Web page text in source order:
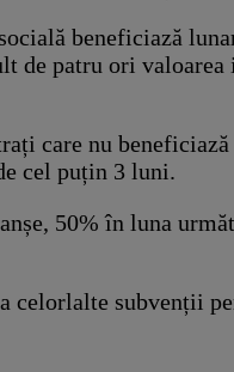
beneficiază
de patru ori
care nu
cel puțin 3 luni.
50% în luna
celorlalte subvenții